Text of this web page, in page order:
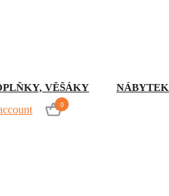
VĚŠÁKY NÁBYTEK
0